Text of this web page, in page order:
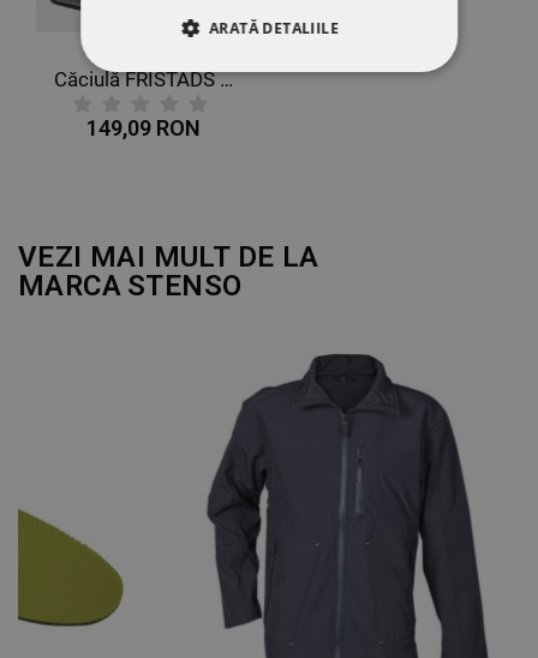
Căciulă FRISTADS 9500 BFL NEGRU
149,09 RON
VEZI MAI MULT DE LA
MARCA STENSO
ARATĂ DETALIILE
STRICT NECESARE
DE PERFORMANȚĂ
DE FUNCŢIONALITATE